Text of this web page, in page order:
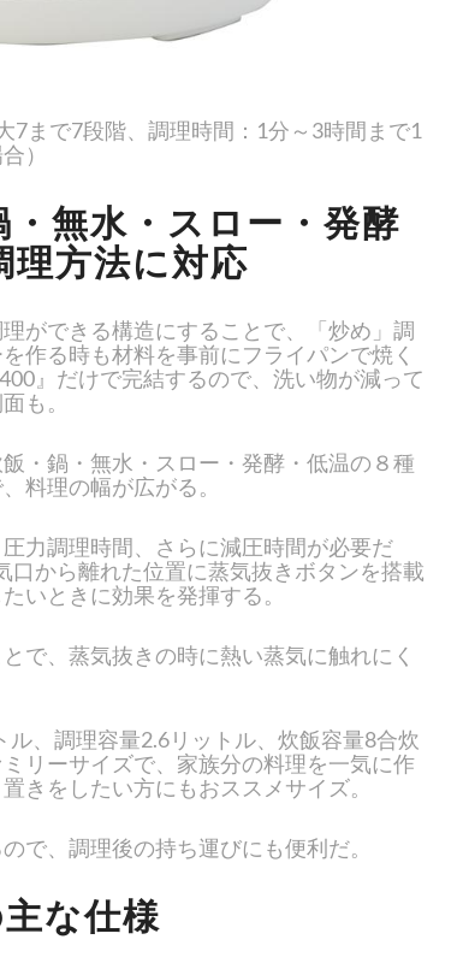
まで7段階、調理時間：1分～3時間まで1
）
・無水・スロー・発酵
理方法に対応
ができる構造にすることで、「炒め」調
作る時も材料を事前にフライパンで焼く
』だけで完結するので、洗い物が減って
も。
・鍋・無水・スロー・発酵・低温の８種
料理の幅が広がる。
力調理時間、さらに減圧時間が必要だ
口から離れた位置に蒸気抜きボタンを搭載
いときに効果を発揮する。
で、蒸気抜きの時に熱い蒸気に触れにく
ル、調理容量2.6リットル、炊飯容量8合炊
リーサイズで、家族分の料理を一気に作
きをしたい方にもおススメサイズ。
で、調理後の持ち運びにも便利だ。
な仕様